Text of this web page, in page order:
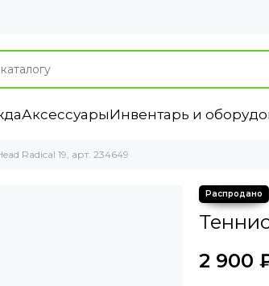
АксессуарыИнвентарь и
Radical 19, арт. 234649
2 900